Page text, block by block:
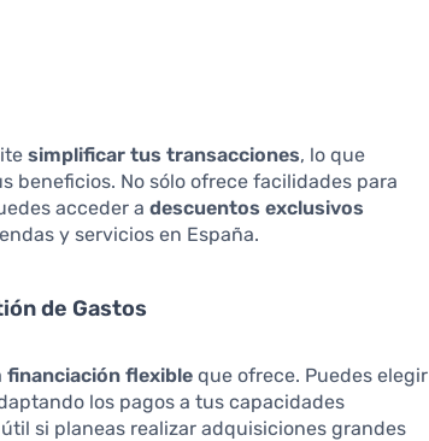
simplificar tus transacciones, lo que
beneficios. No sólo ofrece facilidades para
acceder adescuentos exclusivos
y servicios en España.
de Gastos
financiación flexible que ofrece. Puedes elegir
los pagos a tus capacidades
si planeas realizar adquisiciones grandes